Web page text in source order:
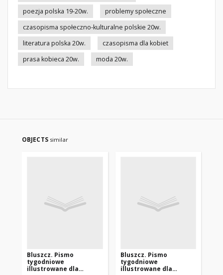
poezja polska 19-20w.
problemy społeczne
czasopisma społeczno-kulturalne polskie 20w.
literatura polska 20w.
czasopisma dla kobiet
prasa kobieca 20w.
moda 20w.
OBJECTS similar
Bluszcz. Pismo
tygodniowe
illustrowane dla
Bluszcz. Pismo
tygodniowe
illustrowane dla